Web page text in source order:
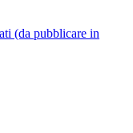
(da pubblicare in